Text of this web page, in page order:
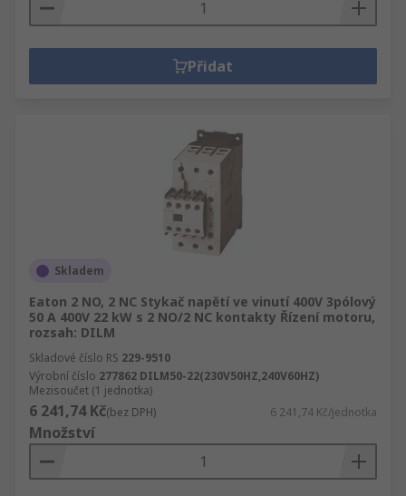
Používají se i jiné klasifikační systémy.Mezi
aplikace stykačů patří spouštěcí motory, zajištění
regulace u pecí, regulace rychlosti velmi velkých
motorů a dalších aplikací s velkými rozměry
Přidat
Skladem
Eaton 2 NO, 2 NC Stykač napětí ve vinutí 400V 3pólový
50 A 400V 22 kW s 2 NO/2 NC kontakty Řízení motoru,
rozsah: DILM
Skladové číslo RS 229-9510
Výrobní číslo 277862 DILM50-22(230V50HZ,240V60HZ)
Mezisoučet (1 jednotka)
6 241,74 Kč(bez DPH) 6 241,74 Kč/jednotka
Množství